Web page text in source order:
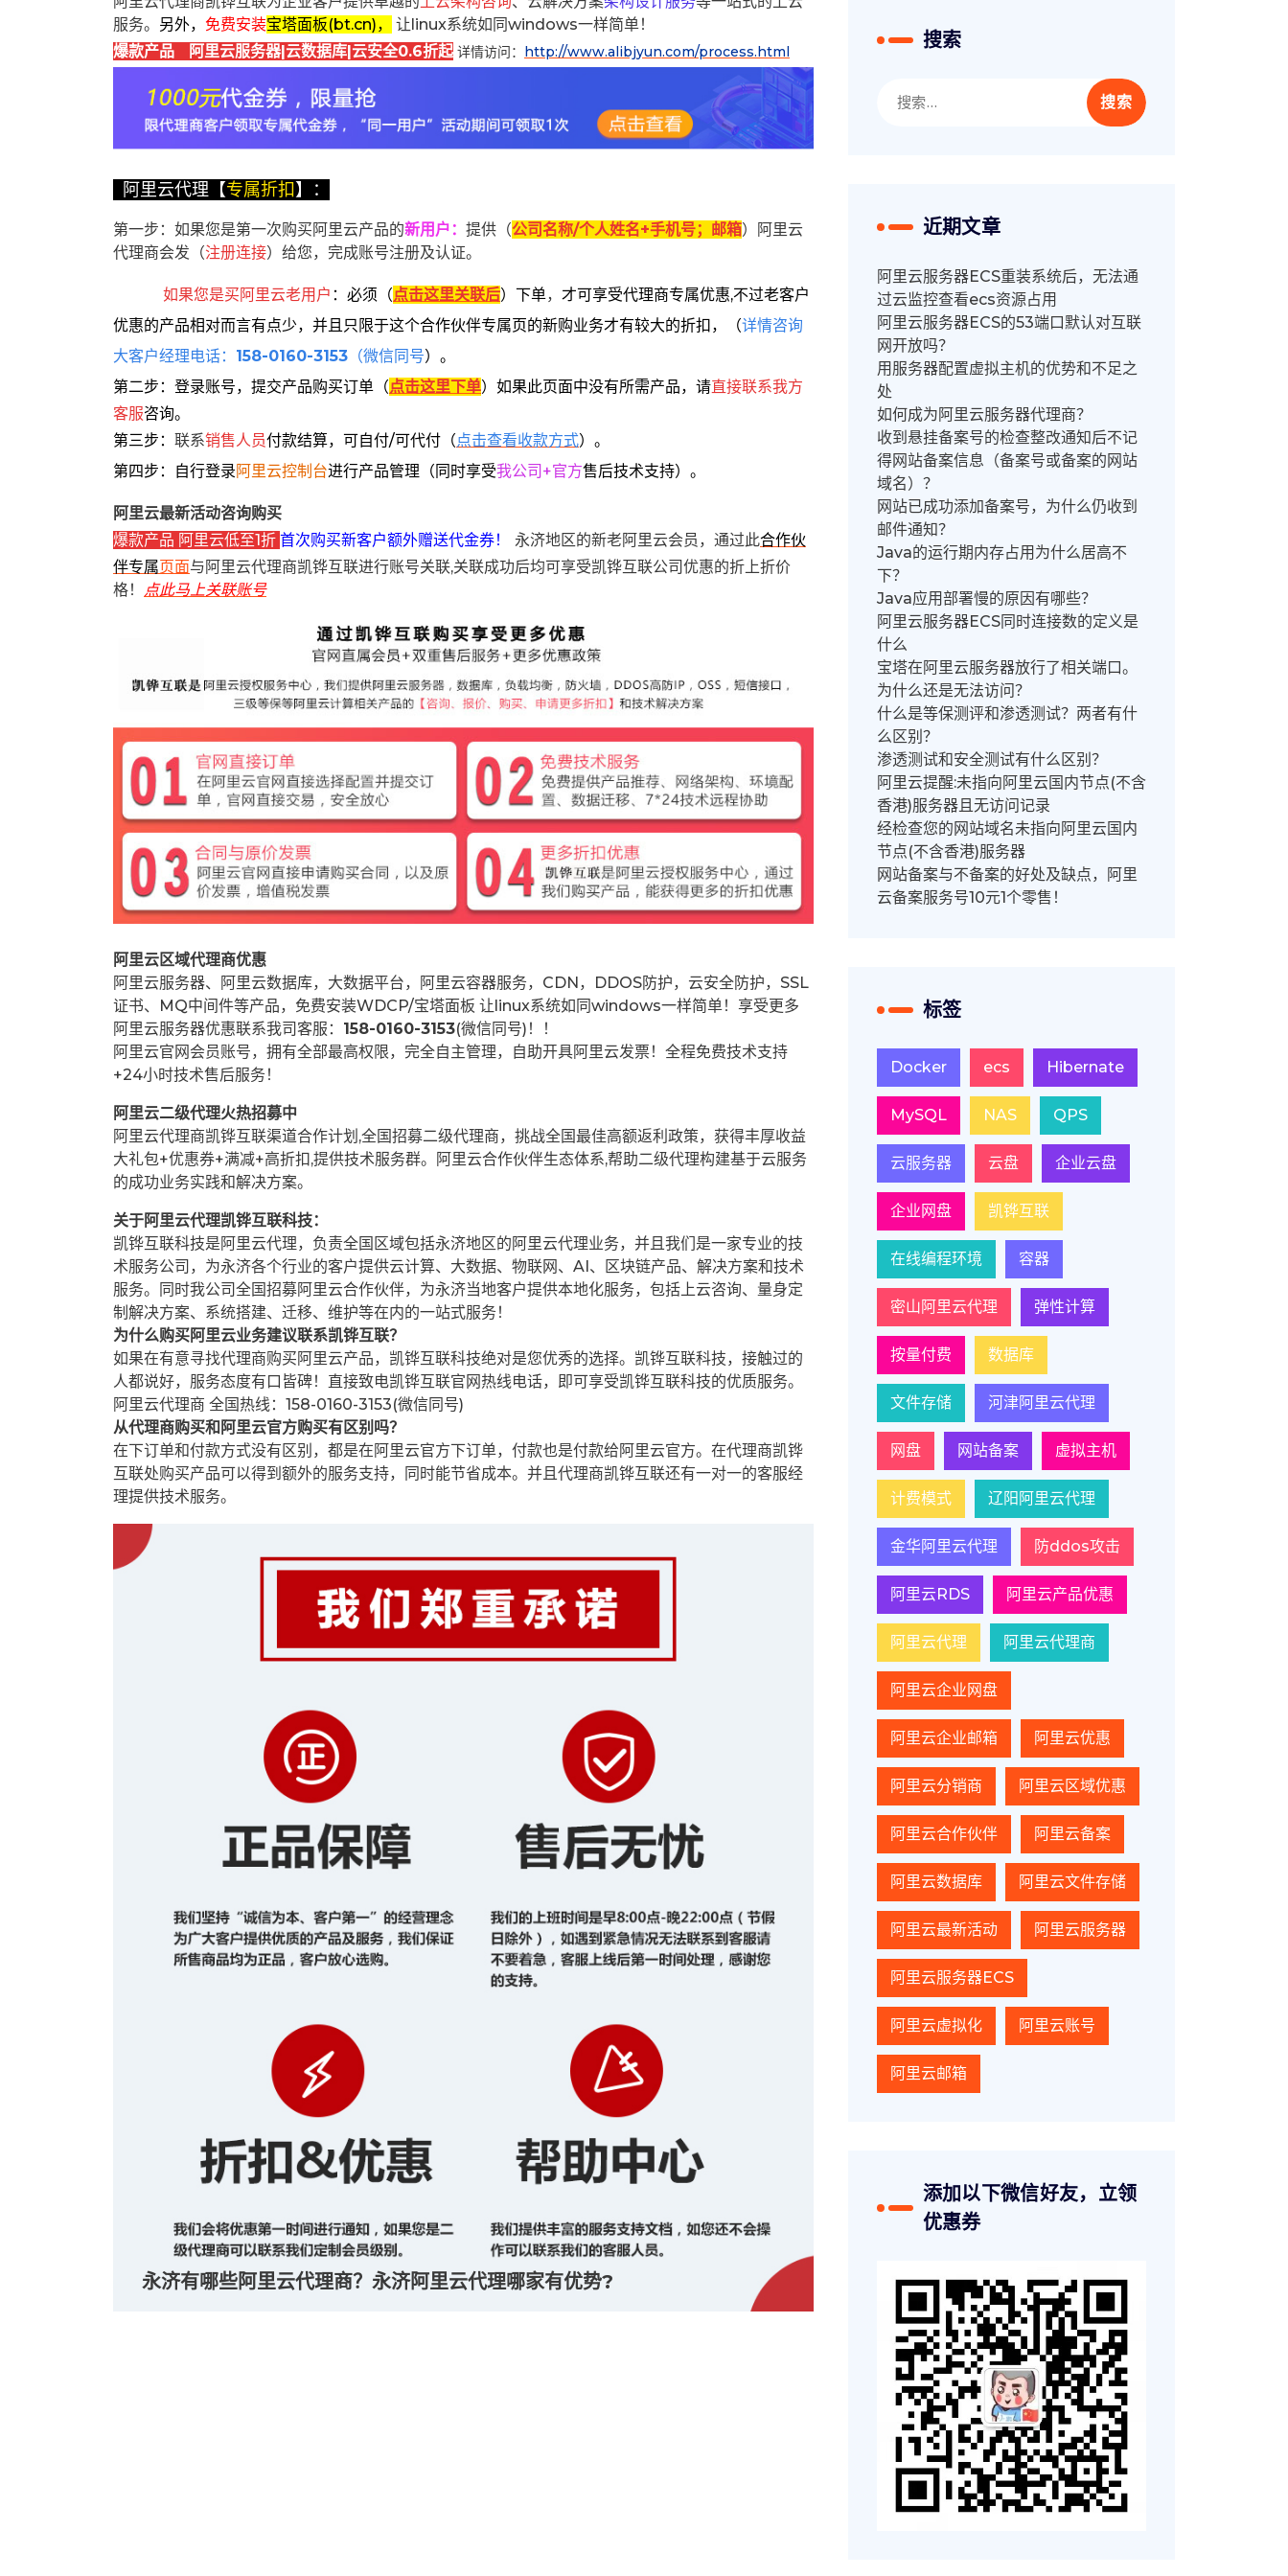
永济有哪些阿里云代理商？永济阿里云代理哪家有优势?
服务。 另外， 免费安装宝塔面板(bt.cn)，
让linux系统如同windows一样简单！
爆款产品 阿里云服务器|云数据库|云安全0.6折起 详情访问： http://www.alibjyun.com/process.html
阿里云代理【专属折扣】：
第一步：如果您是第一次购买阿里云产品的新用户 ： 提供（公司名称/个人姓名+手机号；邮箱）阿里云
代理商会发（注册连接）给您，完成账号注册及认证。
如果您是买阿里云老用户 ： 必须 （点击这里关联后） 下单， 才可享受代理商专属优惠,不过老客户
优惠的产品相对而言有点少，并且只限于这个合作伙伴专属页的新购业务才有较大的折扣，
（详情咨询
大客户经理电话： 158-0160-3153 （微信同号）。
第二步：登录账号，提交产品购买订单（点击这里下单） 如果此页面中没有所需产品，请直接联系我方
客服咨询。
第三步： 联系销售人员付款结算，可自付/可代付（点击查看收款方式）。
第四步：自行登录 阿里云控制台进行产品管理（同时享受我公司+官方售后技术支持）。
阿里云最新活动咨询购买
爆款产品 阿里云低至1折 首次购买新客户额外赠送代金券！ 永济地区的新老阿里云会员，通过此合作伙
伴专属页面与阿里云代理商凯铧互联进行账号关联,关联成功后均可享受凯铧互联公司优惠的折上折价
格！ 点此马上关联账号
阿里云区域代理商优惠
阿里云服务器、阿里云数据库，大数据平台，阿里云容器服务，CDN，DDOS防护，云安全防护，SSL
证书、MQ中间件等产品，免费安装WDCP/宝塔面板 让linux系统如同windows一样简单！享受更多
阿里云服务器优惠联系我司客服： 158-0160-3153(微信同号)！！
阿里云官网会员账号，拥有全部最高权限，完全自主管理，自助开具阿里云发票！全程免费技术支持
+24小时技术售后服务！
阿里云二级代理火热招募中
阿里云代理商凯铧互联渠道合作计划,全国招募二级代理商，挑战全国最佳高额返利政策，获得丰厚收益
大礼包+优惠券+满减+高折扣,提供技术服务群。阿里云合作伙伴生态体系,帮助二级代理构建基于云服务
的成功业务实践和解决方案。
关于阿里云代理凯铧互联科技：
凯铧互联科技是阿里云代理，负责全国区域包括永济地区的阿里云代理业务，并且我们是一家专业的技
术服务公司，为永济各个行业的客户提供云计算、大数据、物联网、AI、区块链产品、解决方案和技术
服务。同时我公司全国招募阿里云合作伙伴，为永济当地客户提供本地化服务，包括上云咨询、量身定
制解决方案、系统搭建、迁移、维护等在内的一站式服务！
为什么购买阿里云业务建议联系凯铧互联？
如果在有意寻找代理商购买阿里云产品，凯铧互联科技绝对是您优秀的选择。凯铧互联科技，接触过的
人都说好，服务态度有口皆碑！直接致电凯铧互联官网热线电话，即可享受凯铧互联科技的优质服务。
阿里云代理商 全国热线：158-0160-3153(微信同号)
从代理商购买和阿里云官方购买有区别吗？
在下订单和付款方式没有区别，都是在阿里云官方下订单，付款也是付款给阿里云官方。在代理商凯铧
互联处购买产品可以得到额外的服务支持，同时能节省成本。并且代理商凯铧互联还有一对一的客服经
理提供技术服务。
搜索
索：
近期文章
阿里云服务器ECS重装系统后，无法通
过云监控查看ecs资源占用
阿里云服务器ECS的53端口默认对互联
网开放吗？
用服务器配置虚拟主机的优势和不足之
处
如何成为阿里云服务器代理商？
收到悬挂备案号的检查整改通知后不记
得网站备案信息（备案号或备案的网站
域名）？
网站已成功添加备案号，为什么仍收到
邮件通知？
Java的运行期内存占用为什么居高不
下？
Java应用部署慢的原因有哪些？
阿里云服务器ECS同时连接数的定义是
什么
宝塔在阿里云服务器放行了相关端口。
为什么还是无法访问？
什么是等保测评和渗透测试？两者有什
么区别？
渗透测试和安全测试有什么区别？
阿里云提醒:未指向阿里云国内节点(不含
香港)服务器且无访问记录
经检查您的网站域名未指向阿里云国内
节点(不含香港)服务器
网站备案与不备案的好处及缺点，阿里
云备案服务号10元1个零售！
标签
Docker ecs Hibernate
MySQL NAS QPS
云服务器 云盘 企业云盘
企业网盘 凯铧互联
在线编程环境 容器
密山阿里云代理 弹性计算
按量付费 数据库
文件存储 河津阿里云代理
网盘 网站备案 虚拟主机
计费模式 辽阳阿里云代理
金华阿里云代理 防ddos攻击
阿里云RDS 阿里云产品优惠
阿里云代理 阿里云代理商
阿里云企业网盘
阿里云企业邮箱 阿里云优惠
阿里云分销商 阿里云区域优惠
阿里云合作伙伴 阿里云备案
阿里云数据库 阿里云文件存储
阿里云最新活动 阿里云服务器
阿里云服务器ECS
阿里云虚拟化 阿里云账号
阿里云邮箱
添加以下微信好友，立领
优惠券